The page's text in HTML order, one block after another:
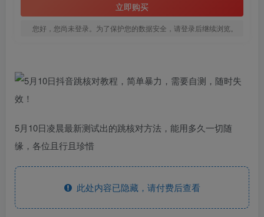
立即购买
您好，您尚未登录。为了保护您的数据安全，请登录后继续浏览。
5月10日凌晨最新测试出的跳核对方法，能用多久一切随
缘，各位且行且珍惜
此处内容已隐藏，请付费后查看